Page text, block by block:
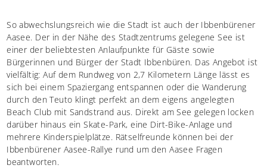
So abwechslungsreich wie die Stadt ist auch der Ibbenbürener
Aasee. Der in der Nähe des Stadtzentrums gelegene See ist
einer der beliebtesten Anlaufpunkte für Gäste sowie
Bürgerinnen und Bürger der Stadt Ibbenbüren. Das Angebot ist
vielfältig: Auf dem Rundweg von 2,7 Kilometern Länge lässt es
sich bei einem Spaziergang entspannen oder die Wanderung
durch den Teuto klingt perfekt an dem eigens angelegten
Beach Club mit Sandstrand aus. Direkt am See gelegen locken
darüber hinaus ein Skate-Park, eine Dirt-Bike-Anlage und
mehrere Kinderspielplätze. Rätselfreunde können bei der
Ibbenbürener Aasee-Rallye rund um den Aasee Fragen
beantworten.